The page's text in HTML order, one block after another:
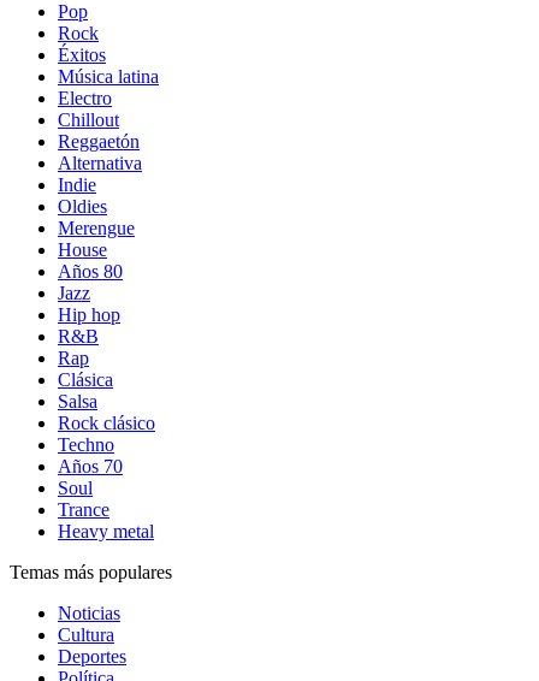
Pop
Rock
Éxitos
Música latina
Electro
Chillout
Reggaetón
Alternativa
Indie
Oldies
Merengue
House
Años 80
Jazz
Hip hop
R&B
Rap
Clásica
Salsa
Rock clásico
Techno
Años 70
Soul
Trance
Heavy metal
Temas más populares
Noticias
Cultura
Deportes